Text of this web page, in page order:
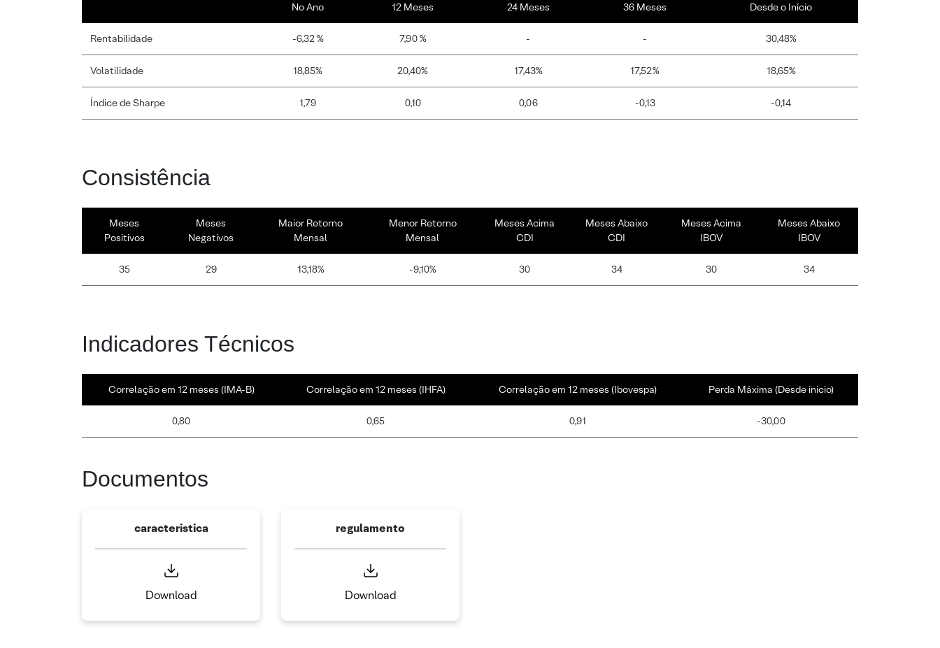
No Ano 12 Meses 24 Meses 36 Meses Desde o Início
Rentabilidade -6,32 % 7,90 % - - 30,48%
Volatilidade 18,85% 20,40% 17,43% 17,52% 18,65%
Índice de Sharpe 1,79 0,10 0,06 -0,13 -0,14
Consistência
Meses
Positivos
Meses
Negativos
Maior Retorno
Mensal
Menor Retorno
Mensal
Meses Acima
CDI
Meses Abaixo
CDI
Meses Acima
IBOV
Meses Abaixo
IBOV
35 29 13,18% -9,10% 30 34 30 34
Indicadores Técnicos
Correlação em 12 meses (IMA-B) Correlação em 12 meses (IHFA) Correlação em 12 meses (Ibovespa) Perda Máxima (Desde início)
0,80 0,65 0,91 -30,00
Documentos
caracteristica
Download
regulamento
Download